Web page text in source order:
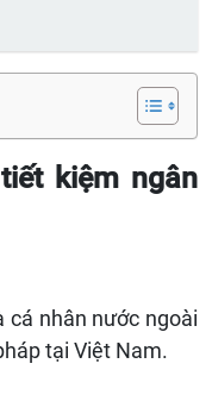
kiệm ngân
nhân nước ngoài
tại Việt Nam.